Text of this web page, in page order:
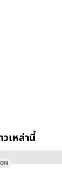
เหล่านี้